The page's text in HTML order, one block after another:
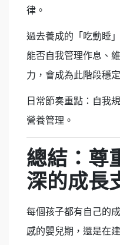
律。
過去養成的「吃動睡
能否自我管理作息、
力，會成為此階段穩
日常節奏重點：自我
營養管理。
總結：尊
深的成長
每個孩子都有自己的
感的嬰兒期，還是在